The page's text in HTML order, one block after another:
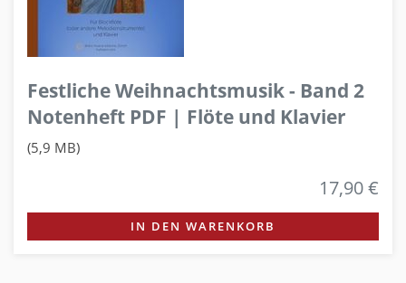
Festliche Weihnachtsmusik - Band 2
Notenheft PDF | Flöte und Klavier
(5,9 MB)
17,90 €
IN DEN WARENKORB